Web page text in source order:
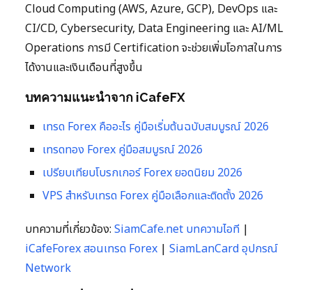
Cloud Computing (AWS, Azure, GCP), DevOps และ
CI/CD, Cybersecurity, Data Engineering และ AI/ML
Operations การมี Certification จะช่วยเพิ่มโอกาสในการ
ได้งานและเงินเดือนที่สูงขึ้น
บทความแนะนำจาก iCafeFX
เทรด Forex คืออะไร คู่มือเริ่มต้นฉบับสมบูรณ์ 2026
เทรดทอง Forex คู่มือสมบูรณ์ 2026
เปรียบเทียบโบรกเกอร์ Forex ยอดนิยม 2026
VPS สำหรับเทรด Forex คู่มือเลือกและติดตั้ง 2026
บทความที่เกี่ยวข้อง: SiamCafe.net บทความไอที |
iCafeForex สอนเทรด Forex | SiamLanCard อุปกรณ์
Network